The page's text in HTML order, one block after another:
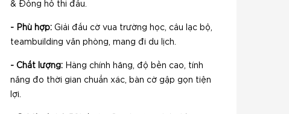
& Đồng hồ thi đấu.
- Phù hợp: Giải đấu cờ vua trường học, câu lạc bộ,
teambuilding văn phòng, mang đi du lịch.
- Chất lượng: Hàng chính hãng, độ bền cao, tính
năng đo thời gian chuẩn xác, bàn cờ gập gọn tiện
lợi.